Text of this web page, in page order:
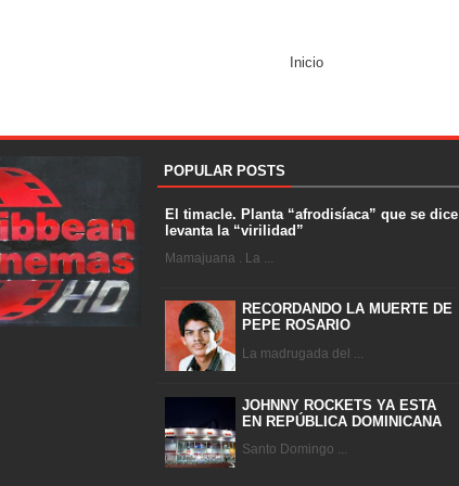
Inicio
POPULAR POSTS
El timacle. Planta “afrodisíaca” que se dice
levanta la “virilidad”
Mamajuana . La ...
RECORDANDO LA MUERTE DE
PEPE ROSARIO
La madrugada del ...
JOHNNY ROCKETS YA ESTA
EN REPÚBLICA DOMINICANA
Santo Domingo ...